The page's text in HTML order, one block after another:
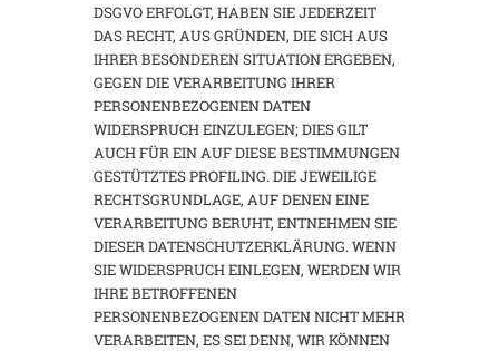
DSGVO ERFOLGT, HABEN SIE JEDERZEIT
DAS RECHT, AUS GRÜNDEN, DIE SICH AUS
IHRER BESONDEREN SITUATION ERGEBEN,
GEGEN DIE VERARBEITUNG IHRER
PERSONENBEZOGENEN DATEN
WIDERSPRUCH EINZULEGEN; DIES GILT
AUCH FÜR EIN AUF DIESE BESTIMMUNGEN
GESTÜTZTES PROFILING. DIE JEWEILIGE
RECHTSGRUNDLAGE, AUF DENEN EINE
VERARBEITUNG BERUHT, ENTNEHMEN SIE
DIESER DATENSCHUTZERKLÄRUNG. WENN
SIE WIDERSPRUCH EINLEGEN, WERDEN WIR
IHRE BETROFFENEN
PERSONENBEZOGENEN DATEN NICHT MEHR
VERARBEITEN, ES SEI DENN, WIR KÖNNEN